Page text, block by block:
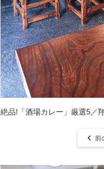
絶品!「酒場カレー」厳選5／
前